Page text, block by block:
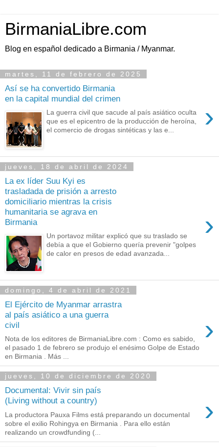
BirmaniaLibre.com
Blog en español dedicado a Birmania / Myanmar.
martes, 11 de febrero de 2025
Así se ha convertido Birmania
en la capital mundial del crimen
›
La guerra civil que sacude al país asiático oculta
que es el epicentro de la producción de heroína,
el comercio de drogas sintéticas y las e...
jueves, 18 de abril de 2024
La ex líder Suu Kyi es
trasladada de prisión a arresto
domiciliario mientras la crisis
humanitaria se agrava en
Birmania
›
Un portavoz militar explicó que su traslado se
debía a que el Gobierno quería prevenir "golpes
de calor en presos de edad avanzada...
domingo, 4 de abril de 2021
El Ejército de Myanmar arrastra
al país asiático a una guerra
civil
›
Nota de los editores de BirmaniaLibre.com : Como es sabido,
el pasado 1 de febrero se produjo el enésimo Golpe de Estado
en Birmania . Más ...
jueves, 10 de diciembre de 2020
Documental: Vivir sin país
(Living without a country)
›
La productora Pauxa Films está preparando un documental
sobre el exilio Rohingya en Birmania . Para ello están
realizando un crowdfunding (...